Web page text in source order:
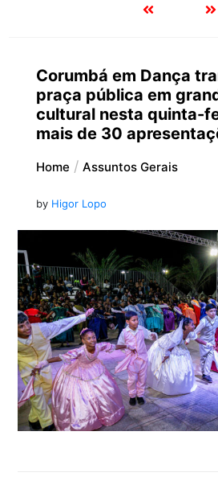
Corumbá em Dança
praça pública em
cultural nesta quinta-
mais de 30
Home Assuntos Gerais
by Higor Lopo